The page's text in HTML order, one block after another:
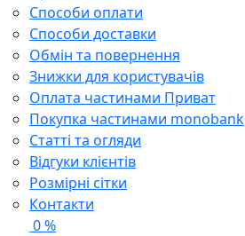
Способи оплати
Способи доставки
Обмін та повернення
Знижки для користувачів
Оплата частинами Приват
Покупка частинами monobank
Статті та огляди
Відгуки клієнтів
Розмірні сітки
Контакти
0 %